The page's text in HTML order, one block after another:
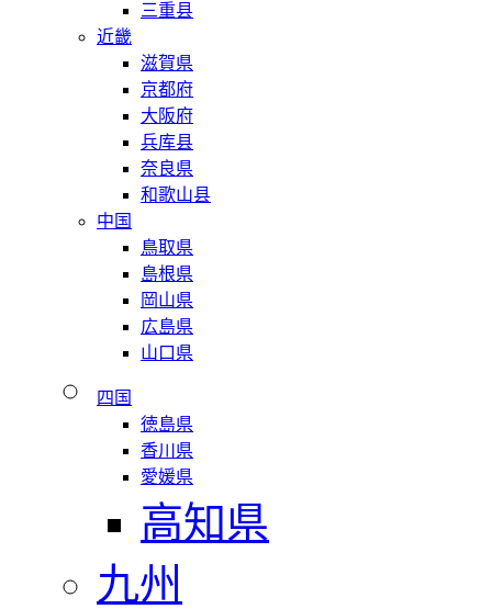
三重县
近畿
滋賀県
京都府
大阪府
兵库县
奈良県
和歌山县
中国
鳥取県
島根県
岡山県
広島県
山口県
四国
徳島県
香川県
愛媛県
高知県
九州